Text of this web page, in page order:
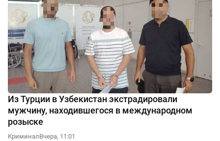
Из Турции в Узбекистан экстрадировали
мужчину, находившегося в международном
розыске
КриминалВчера, 11:01